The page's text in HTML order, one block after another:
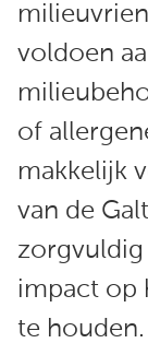
voldoen
of
makkelijk
van de
impact op
te